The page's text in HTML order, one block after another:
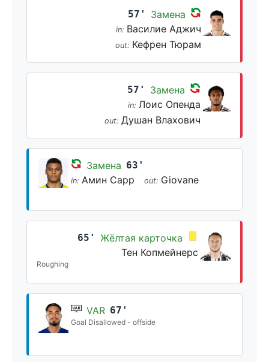
57' Замена
in: Василие Аджич
out: Кефрен Тюрам
57' Замена
in: Лоис Опенда
out: Душан Влахович
Замена 63'
in: Амин Сарр out: Giovane
65'
Жёлтая карточка
Тен Копмейнерс
Roughing
VAR 67'
Goal Disallowed - offside